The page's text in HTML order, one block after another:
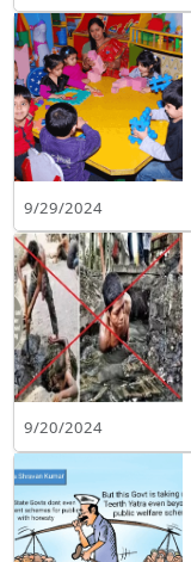
9/29/2024
9/20/2024